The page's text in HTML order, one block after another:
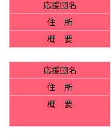
応援団名
住 所
概 要
応援団名
住 所
概 要